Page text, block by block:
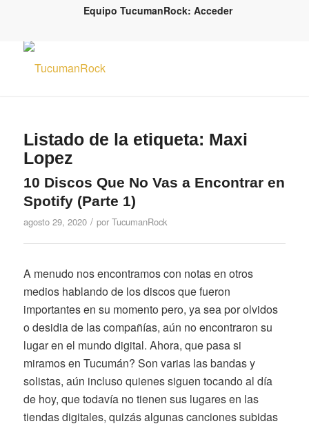
Equipo TucumanRock: Acceder
Listado de la etiqueta: Maxi
Lopez
10 Discos Que No Vas a Encontrar en
Spotify (Parte 1)
agosto 29, 2020 / por TucumanRock
A menudo nos encontramos con notas en otros
medios hablando de los discos que fueron
importantes en su momento pero, ya sea por olvidos
o desidia de las compañías, aún no encontraron su
lugar en el mundo digital. Ahora, que pasa si
miramos en Tucumán? Son varias las bandas y
solistas, aún incluso quienes siguen tocando al día
de hoy, que todavía no tienen sus lugares en las
tiendas digitales, quizás algunas canciones subidas